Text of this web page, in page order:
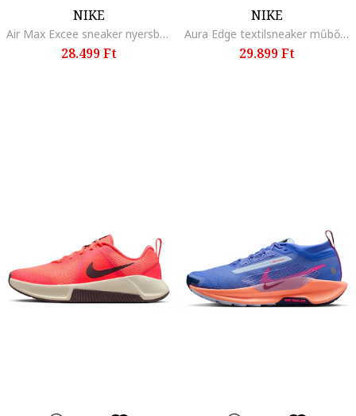
NIKE
Air Max Excee sneaker nyersbőr részletekkel, Pasztellrózsaszín/Fehér/Púderrózsaszín
28.499 Ft
NIKE
Aura Edge textilsneaker műbőr részletekkel, Orchidea rózsaszín
29.899 Ft